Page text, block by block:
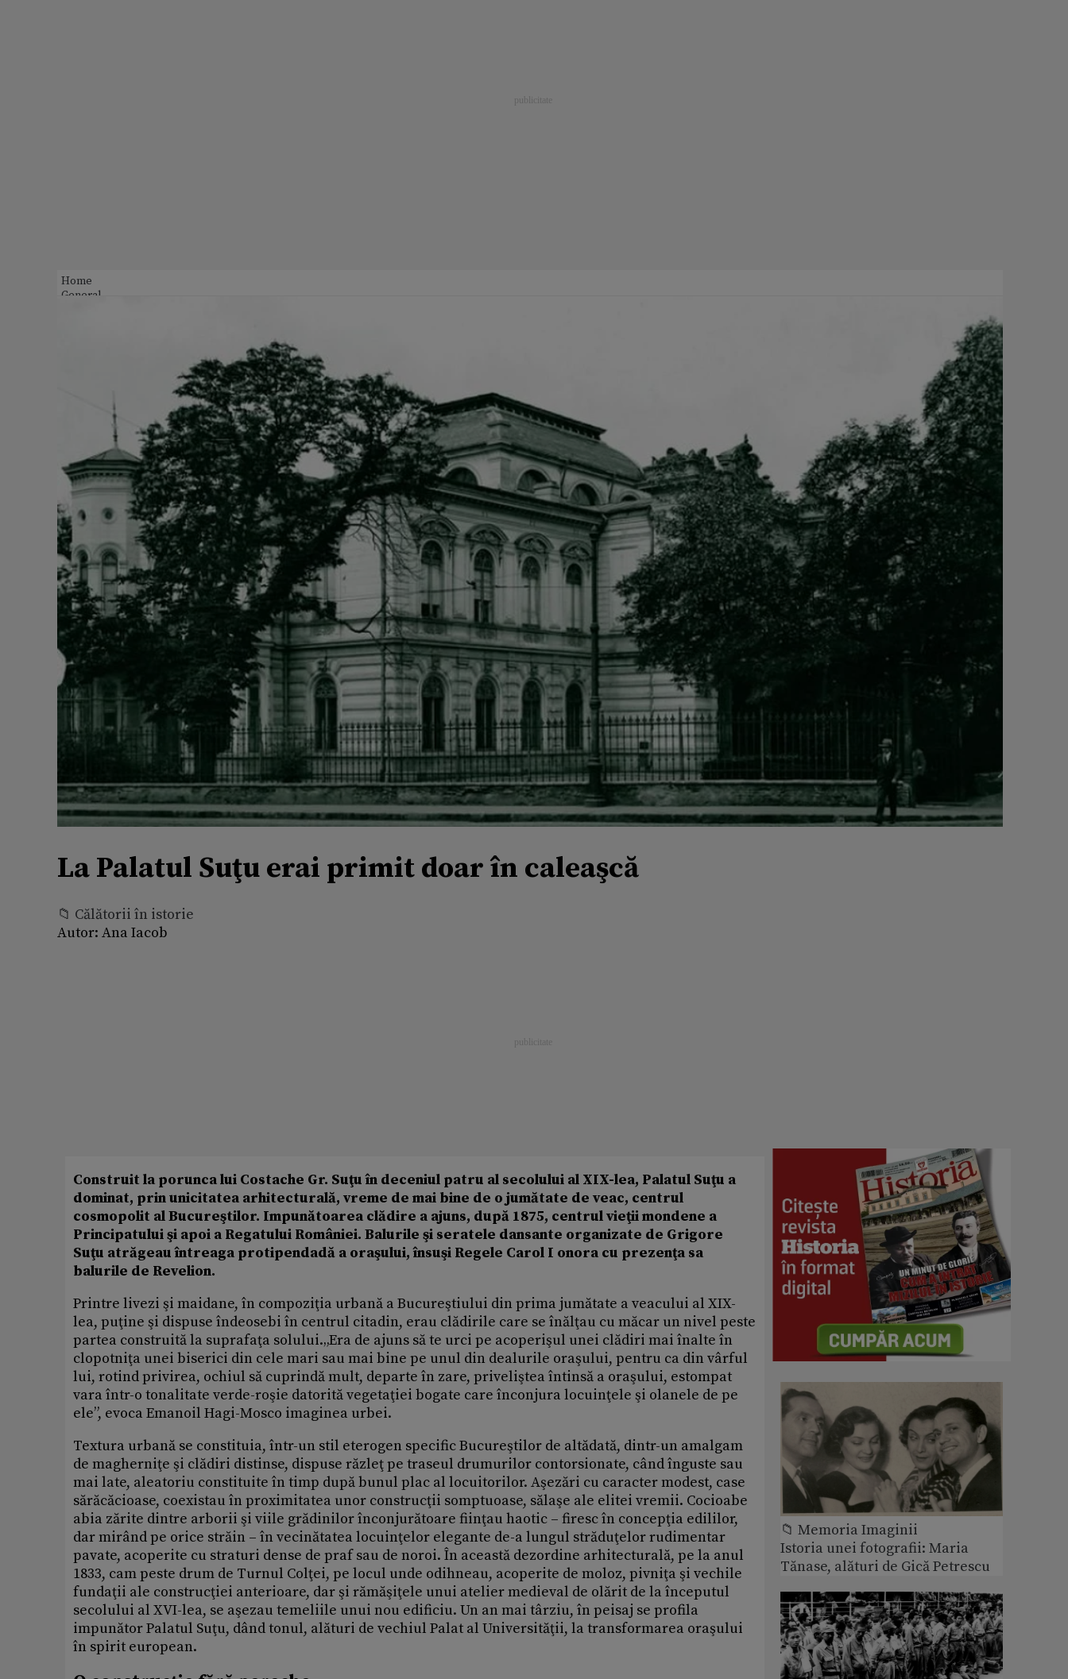
Home
General
La Palatul Suţu erai primit doar în caleaşcă
📁 Călătorii în istorie
Autor: Ana Iacob
Construit la porunca lui Costache Gr. Suţu în deceniul patru al secolului al XIX-lea, Palatul Suţu a
dominat, prin unicitatea arhitecturală, vreme de mai bine de o jumătate de veac, centrul
cosmopolit al Bucureştilor. Impunătoarea clădire a ajuns, după 1875, centrul vieţii mondene a
Principatului şi apoi a Regatului României. Balurile şi seratele dansante organizate de Grigore
Suţu atrăgeau întreaga protipendadă a oraşului, însuşi Regele Carol I onora cu prezenţa sa
balurile de Revelion.
Printre livezi şi maidane, în compoziţia urbană a Bucureştiului din prima jumătate a veacului al XIX-
lea, puţine şi dispuse îndeosebi în centrul citadin, erau clădirile care se înălţau cu măcar un nivel peste
partea construită la suprafaţa solului.„Era de ajuns să te urci pe acoperişul unei clădiri mai înalte în
clopotniţa unei biserici din cele mari sau mai bine pe unul din dealurile oraşului, pentru ca din vârful
lui, rotind privirea, ochiul să cuprindă mult, departe în zare, priveliştea întinsă a oraşului, estompat
vara într-o tonalitate verde-roşie datorită vegetaţiei bogate care înconjura locuinţele şi olanele de pe
ele”, evoca Emanoil Hagi-Mosco imaginea urbei.
Textura urbană se constituia, într-un stil eterogen specific Bucureştilor de altădată, dintr-un amalgam
de magherniţe şi clădiri distinse, dispuse răzleţ pe traseul drumurilor contorsionate, când înguste sau
mai late, aleatoriu constituite în timp după bunul plac al locuitorilor. Aşezări cu caracter modest, case
sărăcăcioase, coexistau în proximitatea unor construcţii som­ptuoase, sălaşe ale elitei vremii. Cocioabe
abia zărite dintre arborii şi viile grădinilor înconjurătoare fiinţau haotic – firesc în concepţia edililor,
dar mirând pe orice străin – în vecinătatea locuinţelor elegante de-a lungul străduţelor rudimentar
pavate, acoperite cu straturi dense de praf sau de noroi. În această dezordine arhitecturală, pe la anul
1833, cam peste drum de Turnul Colţei, pe locul unde odihneau, acoperite de moloz, pivniţa şi vechile
fundaţii ale construcţiei anterioare, dar şi rămăşiţele unui atelier medieval de olărit de la începutul
secolului al XVI-lea, se aşezau temeliile unui nou edificiu. Un an mai târziu, în peisaj se profila
impunător Palatul Suţu, dând tonul, alături de vechiul Palat al Universităţii, la transformarea oraşului
în spirit european.
📁 Memoria Imaginii
Istoria unei fotografii: Maria
Tănase, alături de Gică Petrescu